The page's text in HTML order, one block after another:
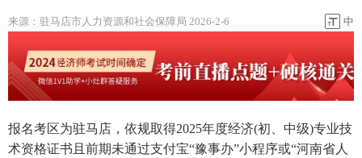
来源： 驻马店市人力资源和社会保障局 2026-2-6 中
报名考区为驻马店，依规取得2025年度经济(初、中级)专业技
术资格证书且前期未通过支付宝“豫事办”小程序或“河南省人